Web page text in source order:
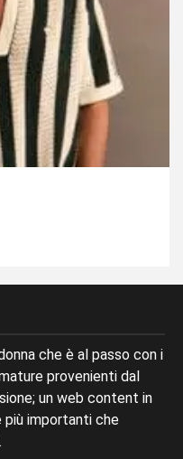
che è al passo con i
provenienti dal
un web content in
importanti che